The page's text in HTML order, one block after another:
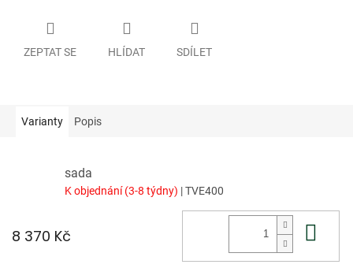
ZEPTAT SE HLÍDAT SDÍLET
Varianty Popis
sada
K objednání (3-8 týdny) | TVE400
8 370 Kč